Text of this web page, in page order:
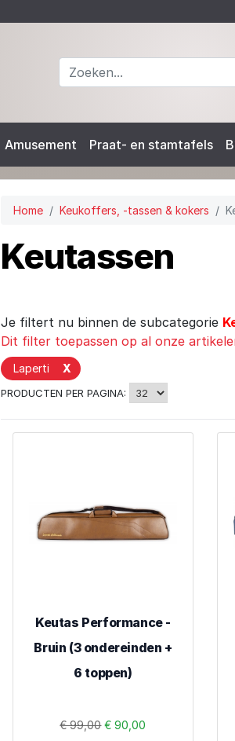
Amusement Praat- en stamtafels
Home Keukoffers, -tassen & kokers
Keutassen
Je filtert nu binnen de subcategorie
Dit filter toepassen op al onze
X
Laperti
PRODUCTEN PER PAGINA:
Keutas Performance -
Bruin (3 ondereinden +
6 toppen)
€ 99,00€ 90,00